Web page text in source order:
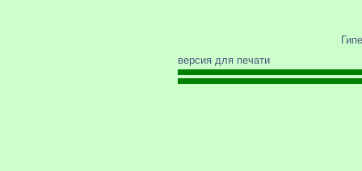
версия для печати